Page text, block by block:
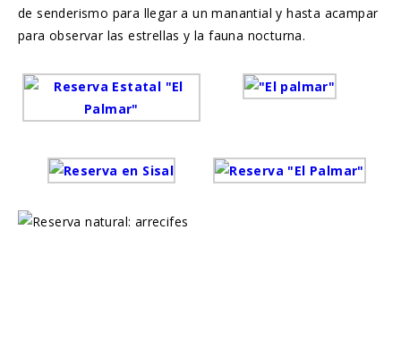
de senderismo para llegar a un manantial y hasta acampar
para observar las estrellas y la fauna nocturna.